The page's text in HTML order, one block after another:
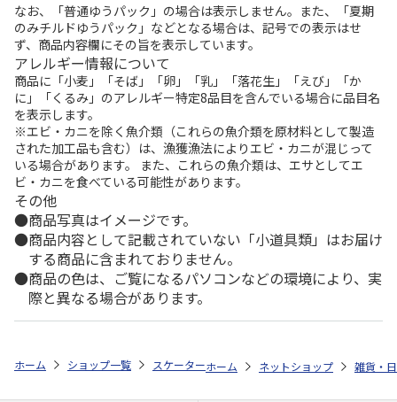
なお、「普通ゆうパック」の場合は表示しません。また、「夏期
のみチルドゆうパック」などとなる場合は、記号での表示はせ
ず、商品内容欄にその旨を表示しています。
アレルギー情報について
商品に「小麦」「そば」「卵」「乳」「落花生」「えび」「か
に」「くるみ」のアレルギー特定8品目を含んでいる場合に品目名
を表示します。
※エビ・カニを除く魚介類（これらの魚介類を原材料として製造
された加工品も含む）は、漁獲漁法によりエビ・カニが混じって
いる場合があります。 また、これらの魚介類は、エサとしてエ
ビ・カニを食べている可能性があります。
その他
商品写真はイメージです。
商品内容として記載されていない「小道具類」はお届け
する商品に含まれておりません。
商品の色は、ご覧になるパソコンなどの環境により、実
際と異なる場合があります。
ホーム ショップ一覧 スケーター スタイリッシュブローボトル
ホーム ネットショップ 雑貨・